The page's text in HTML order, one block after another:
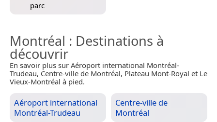
parc
Montréal : Destinations à
découvrir
En savoir plus sur Aéroport international Montréal-
Trudeau, Centre-ville de Montréal, Plateau Mont-Royal et Le
Vieux-Montréal à pied.
Aéroport international
Montréal-Trudeau
Centre-ville de
Montréal